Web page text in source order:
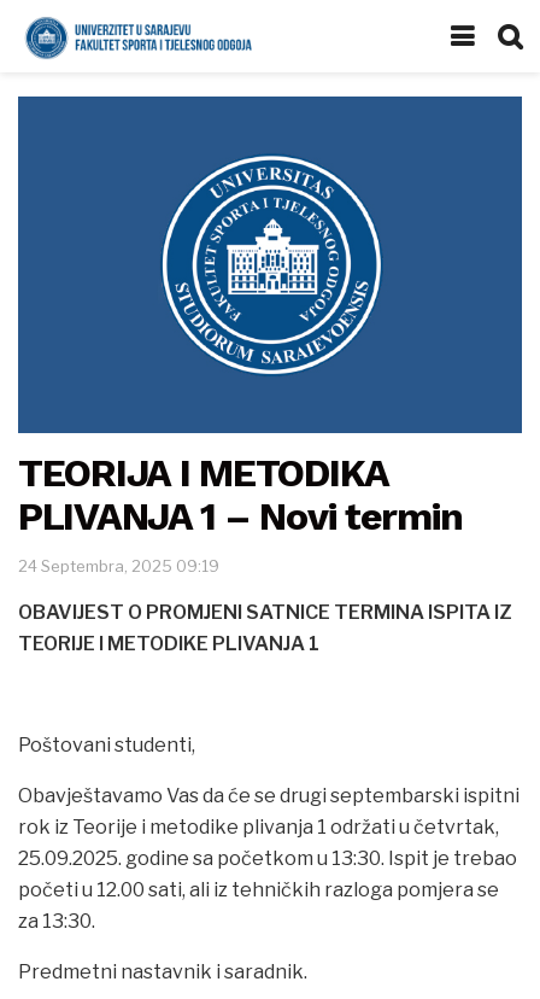
TEORIJA I METODIKA
PLIVANJA 1 – Novi termin
24 Septembra, 2025 09:19
OBAVIJEST O PROMJENI SATNICE TERMINA ISPITA IZ
TEORIJE I METODIKE PLIVANJA 1
Poštovani studenti,
Obavještavamo Vas da će se drugi septembarski ispitni
rok iz Teorije i metodike plivanja 1 održati u četvrtak,
25.09.2025. godine sa početkom u 13:30. Ispit je trebao
početi u 12.00 sati, ali iz tehničkih razloga pomjera se
za 13:30.
Predmetni nastavnik i saradnik.